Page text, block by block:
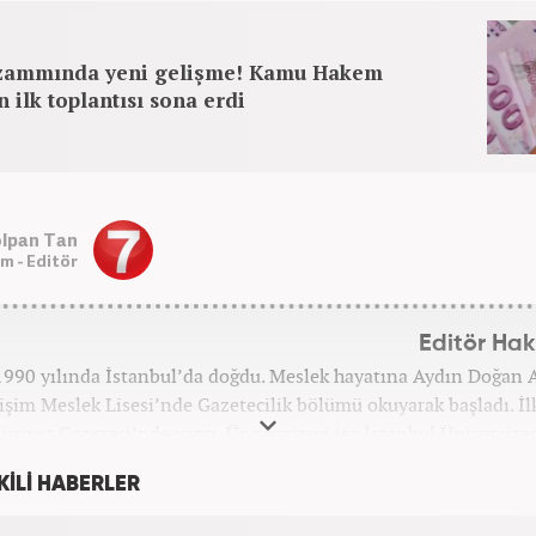
yeni gelişme! Kamu Hakem
ilk toplantısı sona erdi
Tan
- Editör
Editör
yılında İstanbul’da doğdu. Meslek hayatına Aydın Doğan
Meslek Lisesi’nde Gazetecilik bölümü okuyarak başladı.
Gazetesi’nde yaptı. Üniversiteyi ise İstanbul Üniversitesi
internet haberciliğine başladı. 15 senelik kariyerinde çok
HABERLER